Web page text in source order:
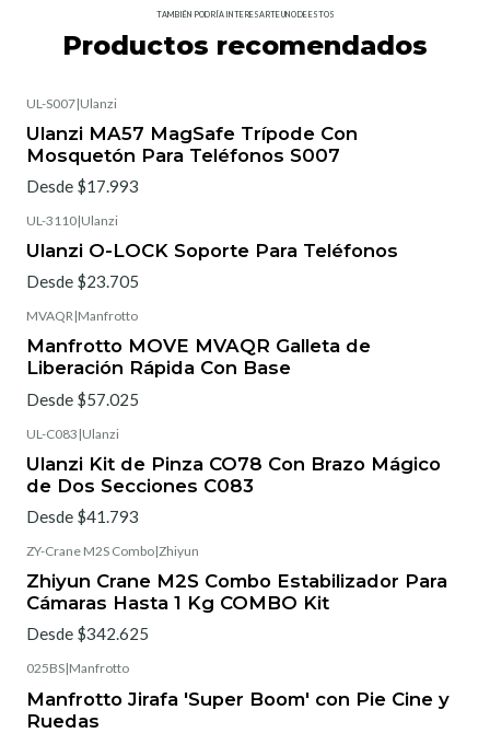
TAMBIÉN PODRÍA INTERESARTE UNO DE ESTOS
Productos recomendados
UL-S007|Ulanzi
Ulanzi MA57 MagSafe Trípode Con
Mosquetón Para Teléfonos S007
Desde $17.993
UL-3110|Ulanzi
Ulanzi O-LOCK Soporte Para Teléfonos
Desde $23.705
MVAQR|Manfrotto
Manfrotto MOVE MVAQR Galleta de
Liberación Rápida Con Base
Desde $57.025
UL-C083 |Ulanzi
Ulanzi Kit de Pinza CO78 Con Brazo Mágico
de Dos Secciones C083
Desde $41.793
ZY-Crane M2S Combo|Zhiyun
Zhiyun Crane M2S Combo Estabilizador Para
Cámaras Hasta 1 Kg COMBO Kit
Desde $342.625
025BS|Manfrotto
Manfrotto Jirafa 'Super Boom' con Pie Cine y
Ruedas